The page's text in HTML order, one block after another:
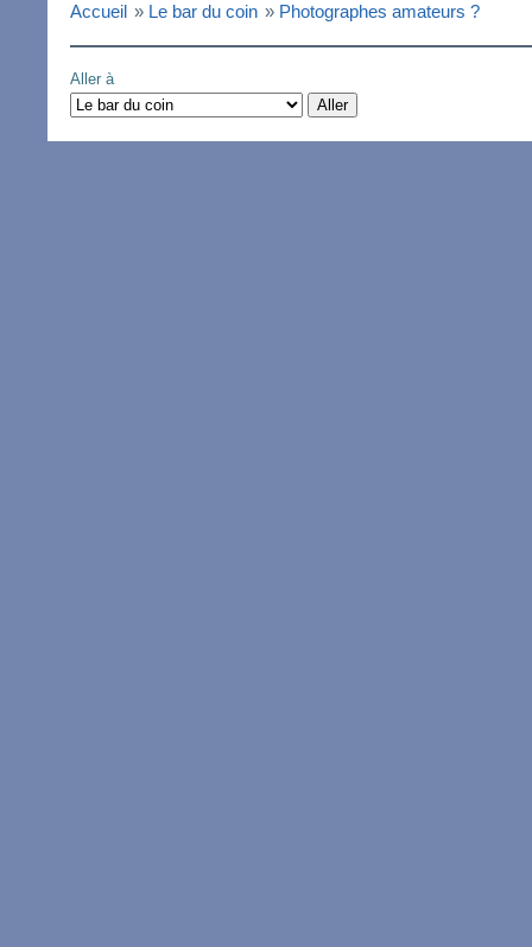
Accueil » Le bar du coin » Photographes amateurs ?
Aller à